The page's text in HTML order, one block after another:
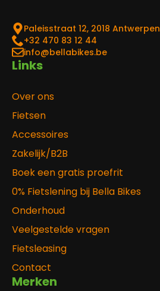
Paleisstraat 12, 2018 Antwerpen
‎+32 470 83 12 44
info@bellabikes.be
Links
Over ons
Fietsen
Accessoires
Zakelijk/B2B
Boek een gratis proefrit
0% Fietslening bij Bella Bikes
Onderhoud
Veelgestelde vragen
Fietsleasing
Contact
Merken